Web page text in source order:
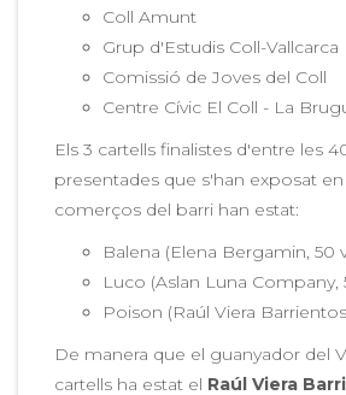
Coll Amunt
Grup d'Estudis Coll-Vallcarca
Comissió de Joves del Coll
Centre Cívic El Coll - La
Els 3 cartells finalistes d'entre les
presentades que s'han exposat
comerços del barri han estat:
Balena (Elena Bergamin, 50
Luco (Aslan Luna Company,
Poison (Raúl Viera
De manera que el guanyador del
cartells ha estat el Raúl Viera